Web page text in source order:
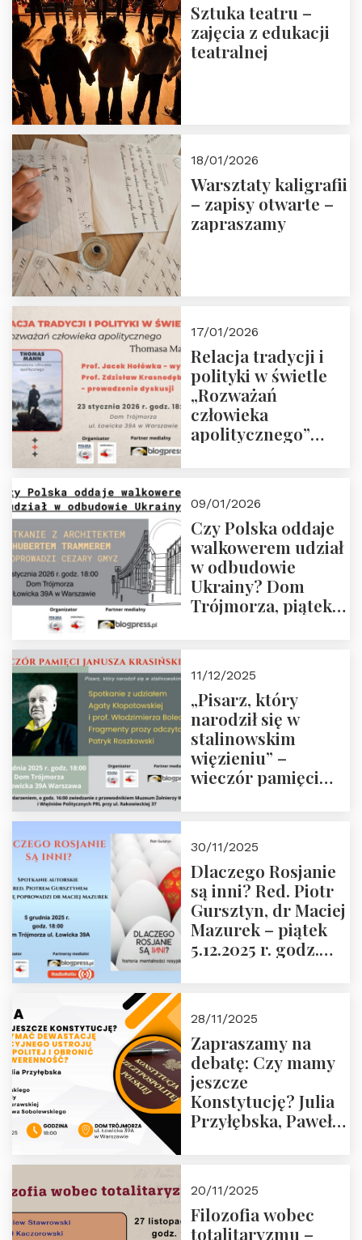
Sztuka teatru –
zajęcia z edukacji
teatralnej
18/01/2026
Warsztaty kaligrafii
– zapisy otwarte –
zapraszamy
17/01/2026
Relacja tradycji i
polityki w świetle
„Rozważań
człowieka
apolitycznego”
godz. 18:00.
Zapraszamy!
09/01/2026
Czy Polska oddaje
walkowerem udział
w odbudowie
Ukrainy? Dom
Trójmorza, piątek
11/12/2025
„Pisarz, który
narodził się w
stalinowskim
więzieniu” –
wieczór pamięci
zwiedzanie
Muzeum Żołnierzy
Wyklętych i
Więźniów
Politycznych PRL o
godz. 16:00 – 19
30/11/2025
Dlaczego Rosjanie
są inni? Red. Piotr
Gursztyn, dr Maciej
Mazurek – piątek
5.12.2025 r. godz.
28/11/2025
Zapraszamy na
debatę: Czy mamy
jeszcze
Konstytucję? Julia
Przyłębska, Paweł
Przemysław
Sobolewski – 4
20/11/2025
Filozofia wobec
totalitaryzmu –